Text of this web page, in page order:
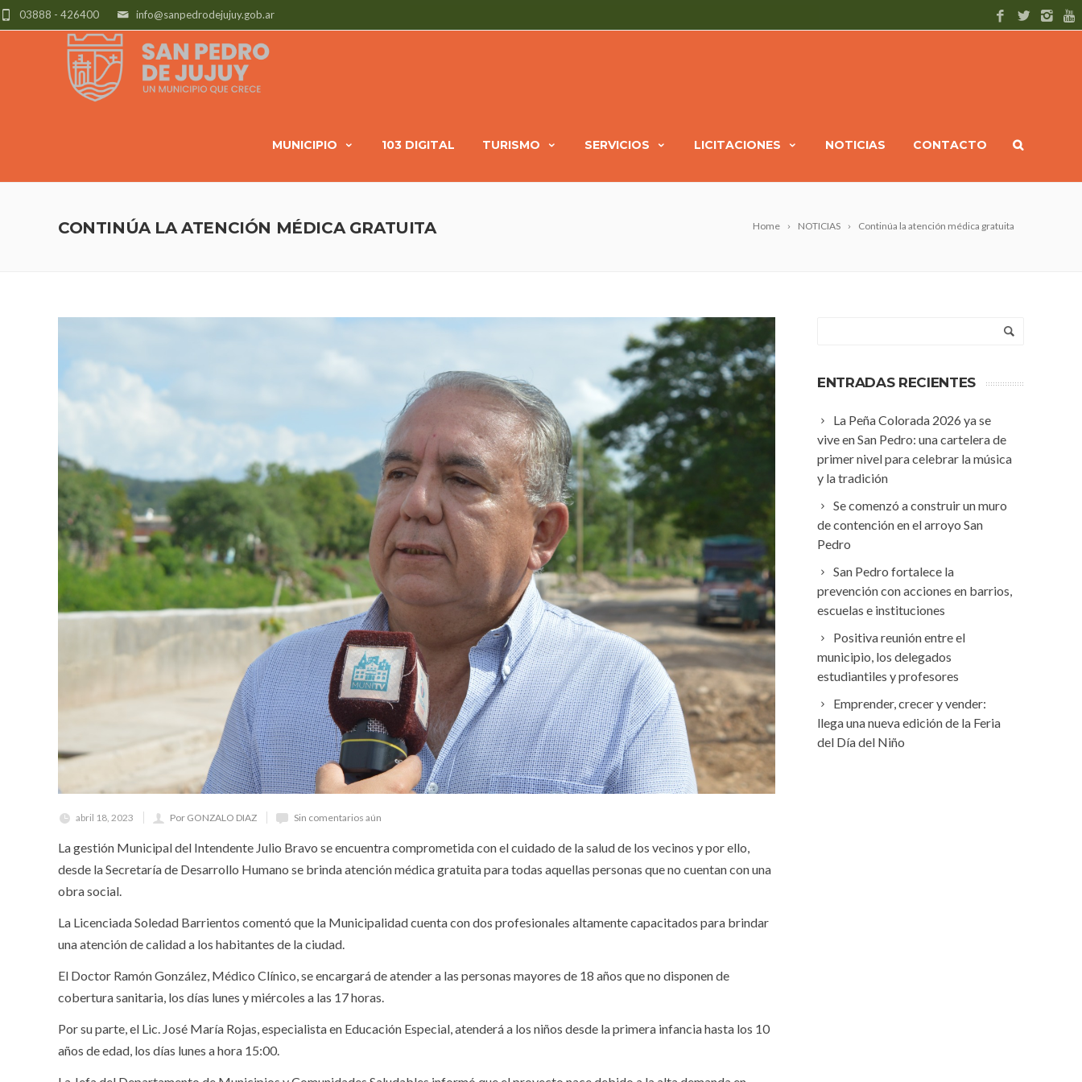
info@sanpedrodejujuy.gob.ar
03888 - 426400
MUNICIPIO 103 DIGITAL TURISMO SERVICIOS LICITACIONES NOTICIAS CONTACTO
Home NOTICIAS Continúa la atención médica gratuita
CONTINÚA LA ATENCIÓN MÉDICA GRATUITA
abril 18, 2023 Por GONZALO DIAZ Sin comentarios aún
La gestión Municipal del Intendente Julio Bravo se encuentra comprometida con el cuidado de la salud de los vecinos y por ello,
desde la Secretaría de Desarrollo Humano se brinda atención médica gratuita para todas aquellas personas que no cuentan con una
obra social.
La Licenciada Soledad Barrientos comentó que la Municipalidad cuenta con dos profesionales altamente capacitados para brindar
una atención de calidad a los habitantes de la ciudad.
El Doctor Ramón González, Médico Clínico, se encargará de atender a las personas mayores de 18 años que no disponen de
cobertura sanitaria, los días lunes y miércoles a las 17 horas.
Por su parte, el Lic. José María Rojas, especialista en Educación Especial, atenderá a los niños desde la primera infancia hasta los 10
años de edad, los días lunes a hora 15:00.
ENTRADAS RECIENTES
La Peña Colorada 2026 ya se
vive en San Pedro: una cartelera de
primer nivel para celebrar la música
y la tradición
Se comenzó a construir un muro
de contención en el arroyo San
Pedro
San Pedro fortalece la
prevención con acciones en barrios,
escuelas e instituciones
Positiva reunión entre el
municipio, los delegados
estudiantiles y profesores
Emprender, crecer y vender:
llega una nueva edición de la Feria
del Día del Niño